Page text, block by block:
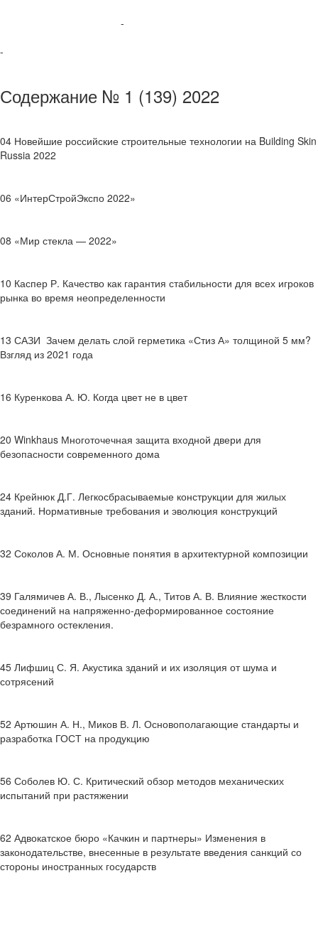
-
-
Содержание № 1 (139) 2022
04 Новейшие российские строительные технологии на Building Skin
Russia 2022
06 «ИнтерСтройЭкспо 2022»
08 «Мир стекла — 2022»
10 Каспер Р. Качество как гарантия стабильности для всех игроков
рынка во время неопределенности
13 САЗИ Зачем делать слой герметика «Стиз А» толщиной 5 мм?
Взгляд из 2021 года
16 Куренкова А. Ю. Когда цвет не в цвет
20 Winkhaus Многоточечная защита входной двери для
безопасности современного дома
24 Крейнюк Д.Г. Легкосбрасываемые конструкции для жилых
зданий. Нормативные требования и эволюция конструкций
32 Соколов А. М. Основные понятия в архитектурной композиции
39 Галямичев А. В., Лысенко Д. А., Титов А. В. Влияние жесткости
соединений на напряженно-деформированное состояние
безрамного остекления.
45 Лифшиц С. Я. Акустика зданий и их изоляция от шума и
сотрясений
52 Артюшин А. Н., Миков В. Л. Основополагающие стандарты и
разработка ГОСТ на продукцию
56 Соболев Ю. С. Критический обзор методов механических
испытаний при растяжении
62 Адвокатское бюро «Качкин и партнеры» Изменения в
законодательстве, внесенные в результате введения санкций со
стороны иностранных государств